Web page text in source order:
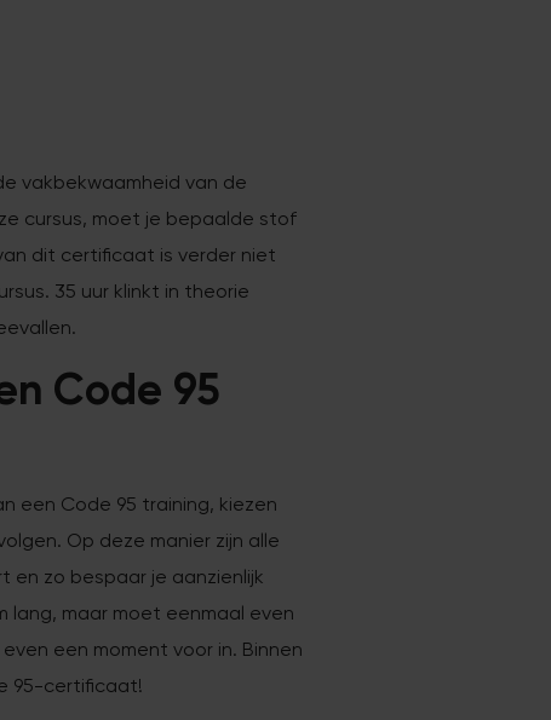
vakbekwaamheid van de
cursus, moet je bepaalde stof
dit certificaat is verder niet
35 uur klinkt in theorie
Code 95
een Code 95 training, kiezen
Op deze manier zijn alle
en zo bespaar je aanzienlijk
lang, maar moet eenmaal even
een moment voor in. Binnen
95-certificaat!